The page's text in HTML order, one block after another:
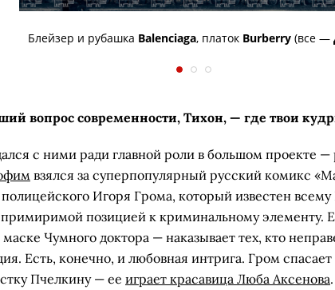
Блейзер и рубашка Balenciaga, платок Burberry (все —
вопрос современности, Тихон, — где твои
с ними ради главной роли в большом проекте —
взялся за суперпопулярный русский комикс
Игоря Грома, который известен всему
позицией к криминальному элементу.
маске Чумного доктора — наказывает тех, кто
Есть, конечно, и любовная интрига. Гром спасает
Пчелкину — ее играет красавица Люба Аксенова